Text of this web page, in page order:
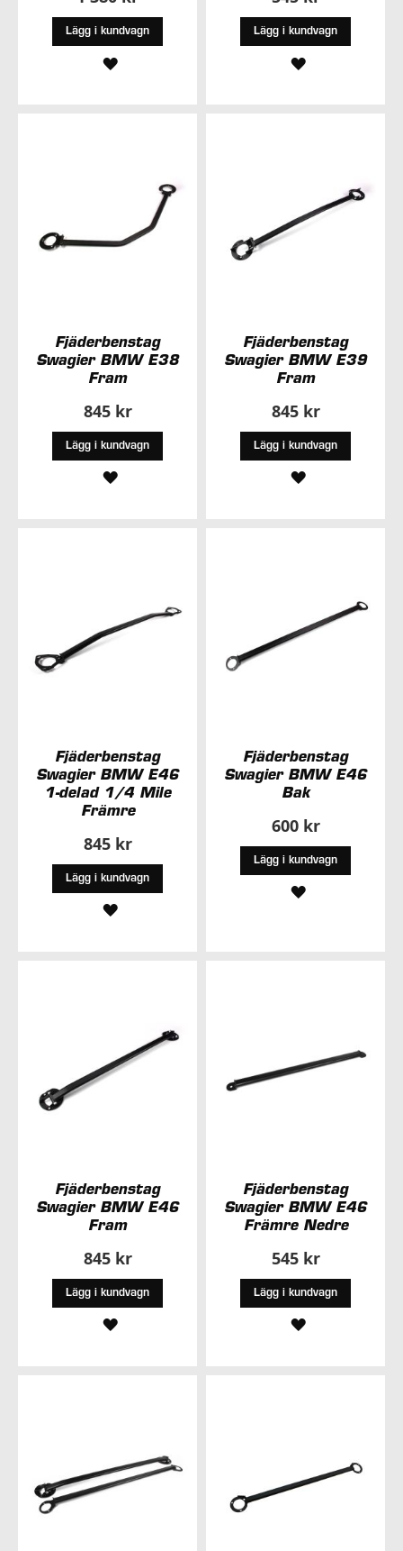
Lägg i kundvagn
LÄGG
Lägg i kundvagn
LÄGG
Fjäderbenstag
Swagier BMW E38
Fram
845 kr
Lägg i kundvagn
LÄGG
Fjäderbenstag
Swagier BMW E39
Fram
845 kr
Lägg i kundvagn
LÄGG
Fjäderbenstag
Swagier BMW E46
1-delad 1/4 Mile
Främre
845 kr
Lägg i kundvagn
LÄGG
Fjäderbenstag
Swagier BMW E46
Bak
600 kr
Lägg i kundvagn
LÄGG
Fjäderbenstag
Swagier BMW E46
Fram
845 kr
Lägg i kundvagn
LÄGG
Fjäderbenstag
Swagier BMW E46
Främre Nedre
545 kr
Lägg i kundvagn
LÄGG